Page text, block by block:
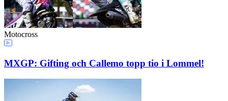
Motocross
MXGP: Gifting och Callemo topp tio i Lommel!